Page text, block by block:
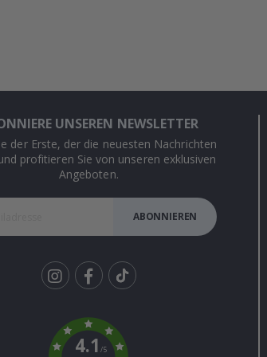
UNSEREN NEWSLETTER
der Erste, der die neuesten Nachrichten
profitieren Sie von unseren exklusiven
Angeboten.
ABONNIEREN
k
4.1/5